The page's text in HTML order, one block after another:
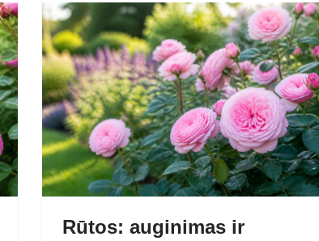
Rūtos: auginimas ir